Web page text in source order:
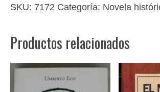
Ra
SKU: 7172 Categoría: Novela
Productos relacionados